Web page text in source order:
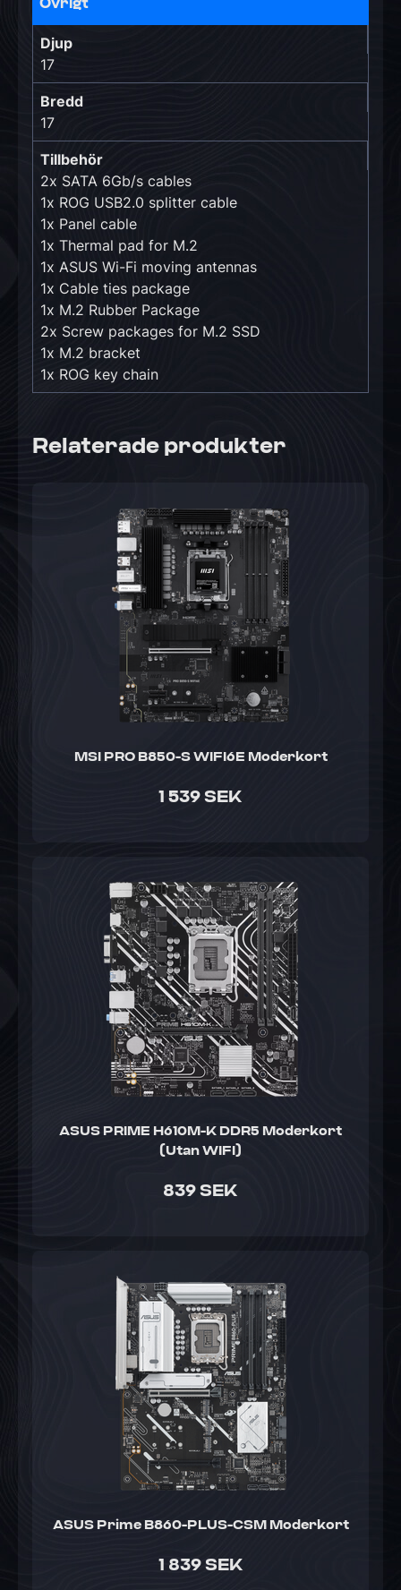
Övrigt
Djup
17
Bredd
17
Tillbehör
2x SATA 6Gb/s cables
1x ROG USB2.0 splitter cable
1x Panel cable
1x Thermal pad for M.2
1x ASUS Wi-Fi moving antennas
1x Cable ties package
1x M.2 Rubber Package
2x Screw packages for M.2 SSD
1x M.2 bracket
1x ROG key chain
Relaterade produkter
MSI PRO B850-S WIFI6E Moderkort
1 539 SEK
ASUS PRIME H610M-K DDR5 Moderkort
(Utan WIFI)
839 SEK
ASUS Prime B860-PLUS-CSM Moderkort
1 839 SEK